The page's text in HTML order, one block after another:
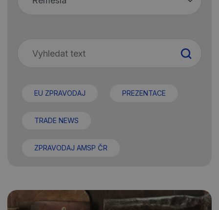
EU ZPRAVODAJ PREZENTACE
TRADE NEWS
ZPRAVODAJ AMSP ČR